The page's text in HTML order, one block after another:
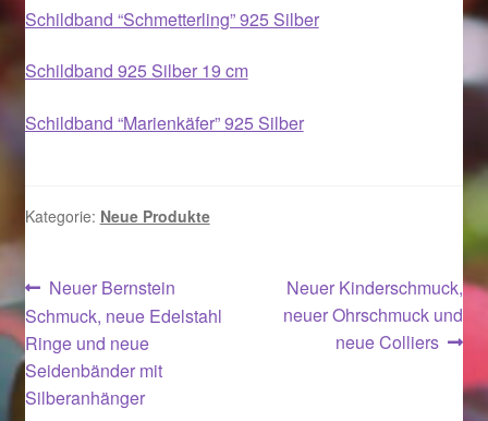
Magisches und Festliches zu Halloween 2022
Logout
Ostergeschenke finden für Ostern 2015
Ostergeschenke finden für Ostern 2016
Ostergeschenke finden für Ostern 2017
Schildband “Schmetterling” 925 Silber
Schildband 925 Silber 19 cm
Schildband “Marienkäfer” 925 Silber
Kategorie: Neue Produkte
Beitragsnavigation
Vorheriger
Beitrag:
Neuer Bernstein
Schmuck, neue Edelstahl
Ringe und neue
Seidenbänder mit
Silberanhänger
Nächster
Beitrag:
Neuer Kinderschmuck,
neuer Ohrschmuck und
neue Colliers